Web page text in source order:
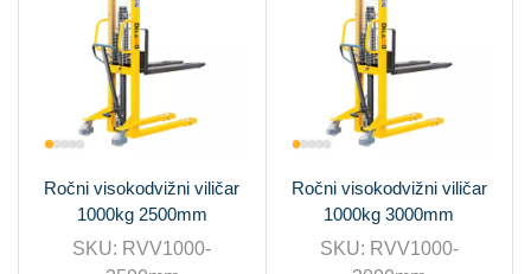
Ročni visokodvižni viličar
1000kg 2500mm
SKU: RVV1000-
Ročni visokodvižni viličar
1000kg 3000mm
SKU: RVV1000-